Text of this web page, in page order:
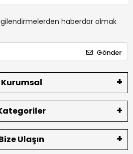
haberdar olmak
Gönder
Kurumsal
Ulaşın